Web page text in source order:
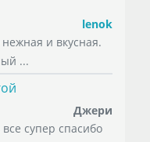
lenok
и вкусная.
...
Джери
супер спасибо